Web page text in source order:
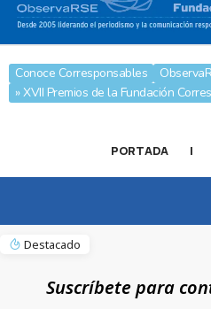
Conoce Corresponsables
» XVII Premios de la Fundación
PORTADA |
Destacado
Suscríbete para